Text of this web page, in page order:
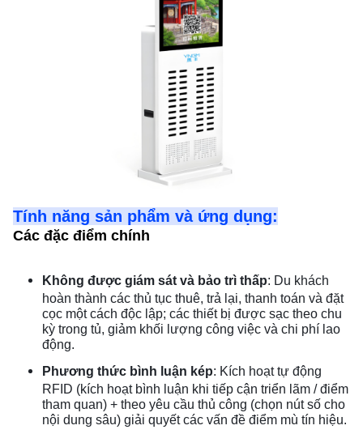
Tính năng sản phẩm và ứng dụng:
Các đặc điểm chính
Không được giám sát và bảo trì thấp: Du khách
hoàn thành các thủ tục thuê, trả lại, thanh toán và đặt
cọc một cách độc lập; các thiết bị được sạc theo chu
kỳ trong tủ, giảm khối lượng công việc và chi phí lao
động.
Phương thức bình luận kép: Kích hoạt tự động
RFID (kích hoạt bình luận khi tiếp cận triển lãm / điểm
tham quan) + theo yêu cầu thủ công (chọn nút số cho
nội dung sâu) giải quyết các vấn đề điểm mù tín hiệu.